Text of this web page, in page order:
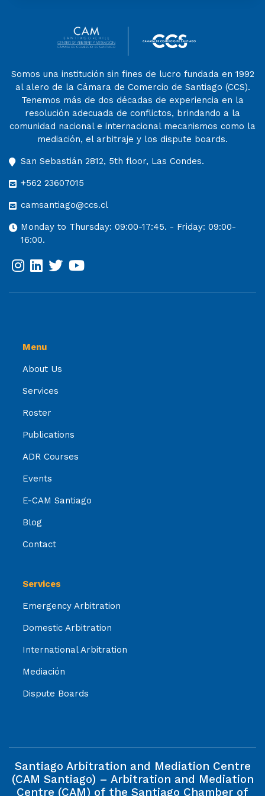
Somos una institución sin fines de lucro fundada en 1992
al alero de la Cámara de Comercio de Santiago (CCS).
Tenemos más de dos décadas de experiencia en la
resolución adecuada de conflictos, brindando a la
comunidad nacional e internacional mecanismos como la
mediación, el arbitraje y los dispute boards.
San Sebastián 2812, 5th floor, Las Condes.
+562 23607015
camsantiago@ccs.cl
Monday to Thursday: 09:00-17:45. - Friday: 09:00-
16:00.
Menu
About Us
Services
Roster
Publications
ADR Courses
Events
E-CAM Santiago
Blog
Contact
Services
Emergency Arbitration
Domestic Arbitration
International Arbitration
Mediación
Dispute Boards
Santiago Arbitration and Mediation Centre
(CAM Santiago) – Arbitration and Mediation
Centre (CAM) of the Santiago Chamber of